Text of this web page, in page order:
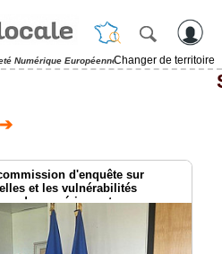
Numérique EuropéenneChanger de territoire
➔
d'enquête sur
et les vulnérabilités
du numérique et
de la France